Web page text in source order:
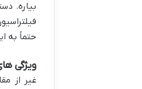
بیاره.
حتماً به
ویژگی
غیر از